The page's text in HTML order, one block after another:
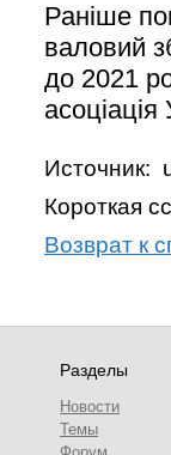
Раніше
валовий
до 2021
Источник:
Короткая
Возврат к
Разделы
Новости
Темы